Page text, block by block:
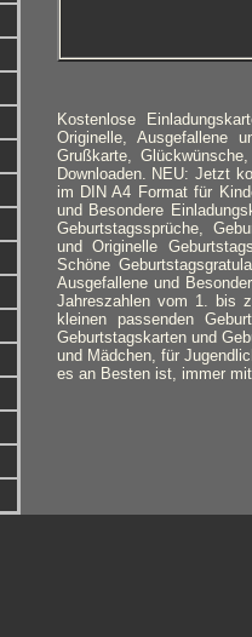
Kostenlose
Originelle, Ausgefallene
Grußkarte,
Downloaden. NEU: Jetzt
im DIN A4 Format für
und Besondere
Geburtstagssprüche,
und Originelle
Schöne
Ausgefallene und
Jahreszahlen vom 1. bis
kleinen passenden
Geburtstagskarten und
und Mädchen, für
es an Besten ist, immer